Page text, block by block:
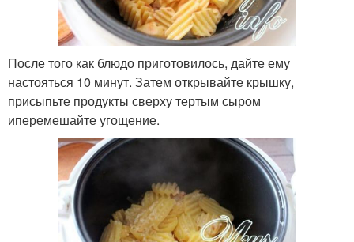
После того как блюдо приготовилось, дайте ему
настояться 10 минут. Затем открывайте крышку,
присыпьте продукты сверху тертым сыром
иперемешайте угощение.